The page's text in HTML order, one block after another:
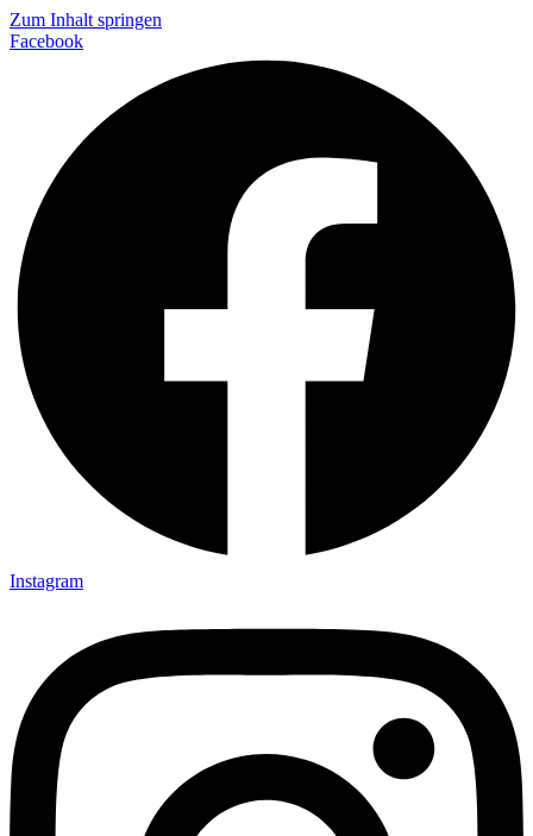
Zum Inhalt springen
Facebook
Instagram